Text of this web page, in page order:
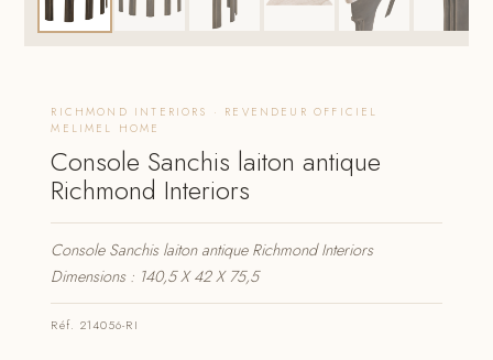
RICHMOND INTERIORS · REVENDEUR OFFICIEL
MELIMEL HOME
Console Sanchis laiton antique
Richmond Interiors
Console Sanchis laiton antique Richmond Interiors
Dimensions : 140,5 X 42 X 75,5
Réf. 214056-RI